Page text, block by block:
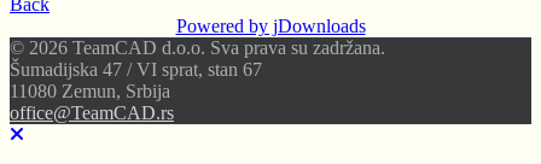
Back
Powered by jDownloads
© 2026 TeamCAD d.o.o. Sva prava su zadržana.
Šumadijska 47 / VI sprat, stan 67
11080 Zemun, Srbija
office@TeamCAD.rs